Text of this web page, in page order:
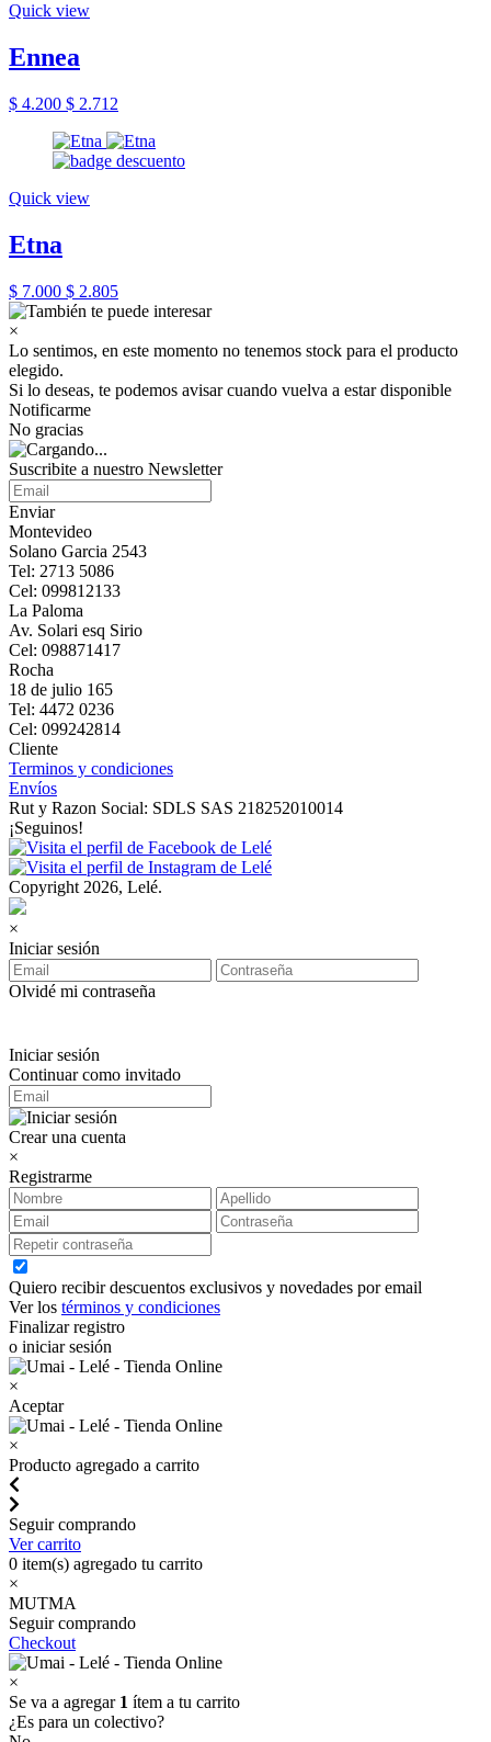
Quick view
Ennea
$ 4.200 $ 2.712
Quick view
Etna
$ 7.000 $ 2.805
×
Lo sentimos, en este momento no tenemos stock para el producto
elegido.
Si lo deseas, te podemos avisar cuando vuelva a estar disponible
Notificarme
No gracias
Suscribite a nuestro Newsletter
Enviar
Montevideo
Solano Garcia 2543
Tel: 2713 5086
Cel: 099812133
La Paloma
Av. Solari esq Sirio
Cel: 098871417
Rocha
18 de julio 165
Tel: 4472 0236
Cel: 099242814
Cliente
Terminos y condiciones
Envíos
Rut y Razon Social: SDLS SAS 218252010014
¡Seguinos!
Copyright 2026, Lelé.
×
Iniciar sesión
Olvidé mi contraseña
Iniciar sesión
Continuar como invitado
Crear una cuenta
×
Registrarme
Quiero recibir descuentos exclusivos y novedades por email
Ver los términos y condiciones
Finalizar registro
o iniciar sesión
×
Aceptar
×
Producto agregado a carrito
Seguir comprando
Ver carrito
0 item(s) agregado tu carrito
×
MUTMA
Seguir comprando
Checkout
×
Se va a agregar 1 ítem a tu carrito
¿Es para un colectivo?